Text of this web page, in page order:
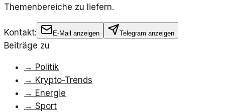
Themenbereiche zu liefern.
Kontakt: E-Mail anzeigen Telegram anzeigen
Beiträge zu
→ Politik
→ Krypto-Trends
→ Energie
→ Sport